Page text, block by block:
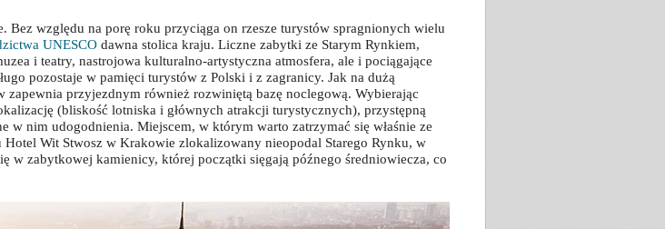
względu na porę roku przyciąga on rzesze turystów spragnionych wielu
UNESCO dawna stolica kraju. Liczne zabytki ze Starym Rynkiem,
i teatry, nastrojowa kulturalno-artystyczna atmosfera, ale i pociągające
pozostaje w pamięci turystów z Polski i z zagranicy. Jak na dużą
przyjezdnym również rozwiniętą bazę noclegową. Wybierając
(bliskość lotniska i głównych atrakcji turystycznych), przystępną
nim udogodnienia. Miejscem, w którym warto zatrzymać się właśnie ze
Wit Stwosz w Krakowie zlokalizowany nieopodal Starego Rynku, w
w zabytkowej kamienicy, której początki sięgają późnego średniowiecza, co